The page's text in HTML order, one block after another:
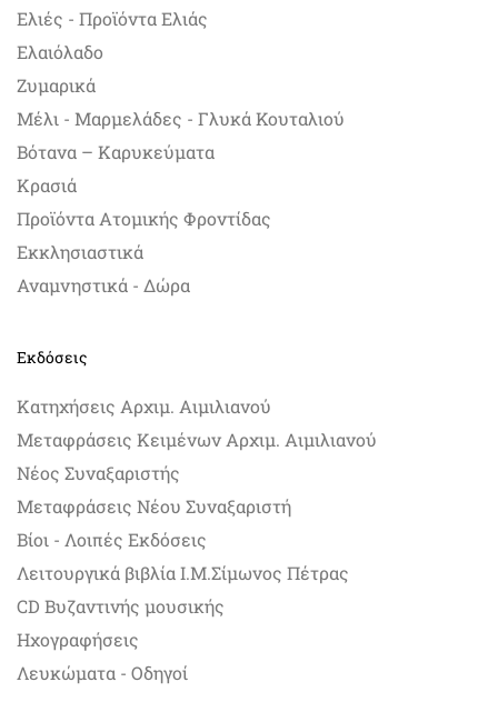
Ελιές - Προϊόντα Ελιάς
Ελαιόλαδο
Ζυμαρικά
Μέλι - Μαρμελάδες - Γλυκά Κουταλιού
Βότανα – Καρυκεύματα
Κρασιά
Προϊόντα Ατομικής Φροντίδας
Εκκλησιαστικά
Αναμνηστικά - Δώρα
Εκδόσεις
Κατηχήσεις Αρχιμ. Αιμιλιανού
Μεταφράσεις Κειμένων Αρχιμ. Αιμιλιανού
Νέος Συναξαριστής
Μεταφράσεις Νέου Συναξαριστή
Βίοι - Λοιπές Εκδόσεις
Λειτουργικά βιβλία Ι.Μ.Σίμωνος Πέτρας
CD Βυζαντινής μουσικής
Ηχογραφήσεις
Λευκώματα - Οδηγοί